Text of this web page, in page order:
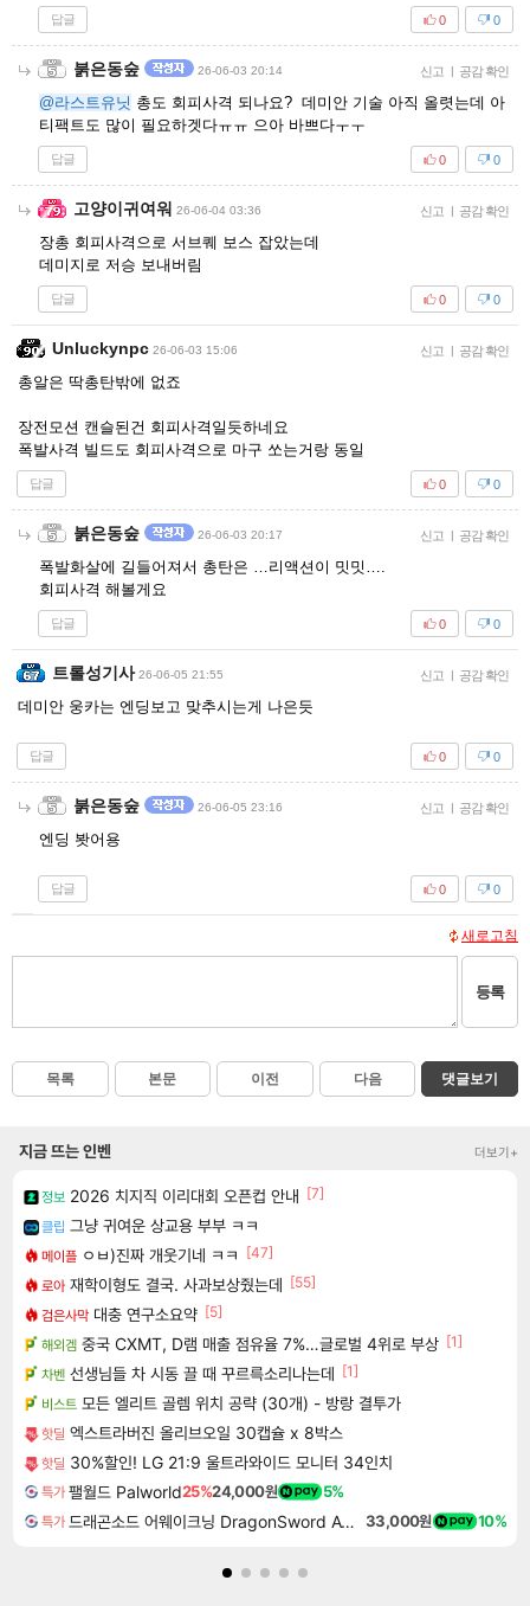
답글 0
0
붉은동숲 26-06-03 20:14 신고 | 공감 확인
@라스트유닛 총도 회피사격 되나요? 데미안 기술 아직 올렷는데 아
티팩트도 많이 필요하겟다ㅠㅠ 으아 바쁘다ㅜㅜ
답글 0
0
고양이귀여워 26-06-04 03:36 신고 | 공감 확인
장총 회피사격으로 서브퀘 보스 잡았는데
데미지로 저승 보내버림
답글 0
0
Unluckynpc 26-06-03 15:06 신고 | 공감 확인
총알은 딱총탄밖에 없죠
장전모션 캔슬된건 회피사격일듯하네요
폭발사격 빌드도 회피사격으로 마구 쏘는거랑 동일
답글 0
0
붉은동숲 26-06-03 20:17 신고 | 공감 확인
폭발화살에 길들어져서 총탄은 …리액션이 밋밋….
회피사격 해볼게요
답글 0
0
트롤성기사 26-06-05 21:55 신고 | 공감 확인
데미안 웅카는 엔딩보고 맞추시는게 나은듯
답글 0
0
붉은동숲 26-06-05 23:16 신고 | 공감 확인
엔딩 봣어용
답글 0
0
새로고침
등록
목록 본문 이전 다음 댓글보기
지금 뜨는 인벤 더보기+
정보 2026 치지직 이리대회 오픈컵 안내 [7]
클립 그냥 귀여운 상교용 부부 ㅋㅋ
메이플 ㅇㅂ)진짜 개웃기네 ㅋㅋ
[47]
로아 재학이형도 결국. 사과보상줬는데 [55]
검은사막 대충 연구소요약 [5]
해외겜 중국 CXMT, D램 매출 점유율 7%…글로벌 4위로 부상 [1]
차벤 선생님들 차 시동 끌 때 꾸르륵소리나는데 [1]
비스트 모든 엘리트 골렘 위치 공략 (30개) - 방랑 결투가
핫딜 엑스트라버진 올리브오일 30캡슐 x 8박스
핫딜 30%할인! LG 21:9 울트라와이드 모니터 34인치
특가 팰월드 Palworld25%24,000원 5%
특가 드래곤소드 어웨이크닝 DragonSword Awakening 33,000원 10%